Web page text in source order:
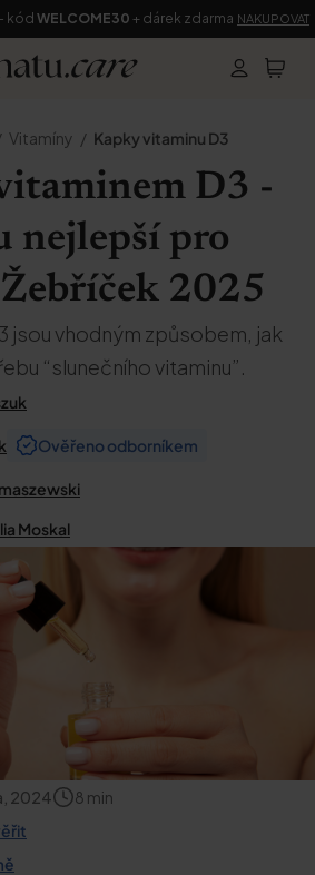
kód WELCOME30 + dárek zdarma NAKUPOVAT
Vitamíny Kapky vitaminu D3
D3 -
nejlepší pro
Žebříček 2025
jsou vhodným způsobem, jak
“slunečního vitaminu”.
Ověřeno odborníkem
Moskal
2024 8 min